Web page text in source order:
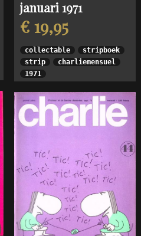
januari 1971
€ 19,95
collectable
stripboek
strip
charliemensuel
1971